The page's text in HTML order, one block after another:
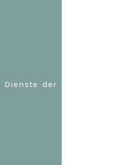
Dienste der